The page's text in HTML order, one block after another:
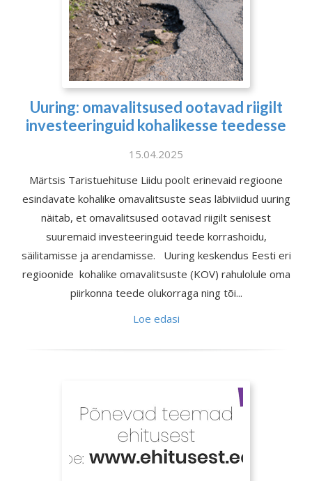
Uuring: omavalitsused ootavad riigilt
investeeringuid kohalikesse teedesse
15.04.2025
Märtsis Taristuehituse Liidu poolt erinevaid regioone
esindavate kohalike omavalitsuste seas läbiviidud uuring
näitab, et omavalitsused ootavad riigilt senisest
suuremaid investeeringuid teede korrashoidu,
säilitamisse ja arendamisse. Uuring keskendus Eesti eri
regioonide kohalike omavalitsuste (KOV) rahulolule oma
piirkonna teede olukorraga ning tõi...
Loe edasi